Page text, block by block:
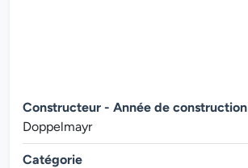
Constructeur - Année de construction
Doppelmayr
Catégorie